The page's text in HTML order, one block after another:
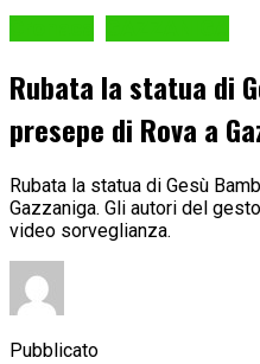
Rubata la statua di
presepe di Rova a
Rubata la statua di Gesù
Gazzaniga. Gli autori del
video sorveglianza.
Pubblicato